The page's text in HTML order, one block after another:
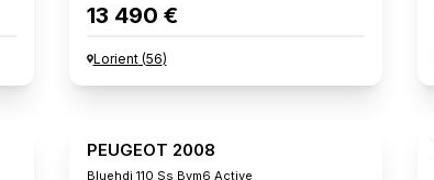
13 490 €
Lorient(56)
PEUGEOT 2008
Bluehdi 110 Ss Bvm6 Active